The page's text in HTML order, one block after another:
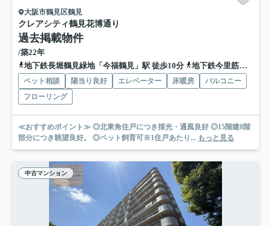
大阪市鶴見区鶴見
クレアシティ鶴見花博通り
過去掲載物件
/築22年
地下鉄長堀鶴見緑地「今福鶴見」駅 徒歩10分
地下鉄今里筋線「新森古市」駅 徒歩15分
ペット相談 陽当り良好 エレベーター 床暖房
バルコニー
フローリング
≪おすすめポイント≫ ◎北東角住戸につき採光・通風良好 ◎15階建8階
部分につき眺望良好。 ◎ペット飼育可※1住戸あたり... もっと見る
中古マンション